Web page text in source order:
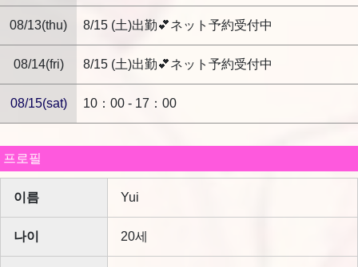
프로필
이름 Yui
나이 20세
매장 답변
저희 가게를 이용해 주셔서 감사합니다m(__)m
또한 다시 방문해 주시길 직원 일동 진심으로 기다리고
있습니다.
08/13(thu) 8/15 (土)出勤💕ネット予約受付中
08/14(fri) 8/15 (土)出勤💕ネット予約受付中
08/15(sat) 10：00 - 17：00